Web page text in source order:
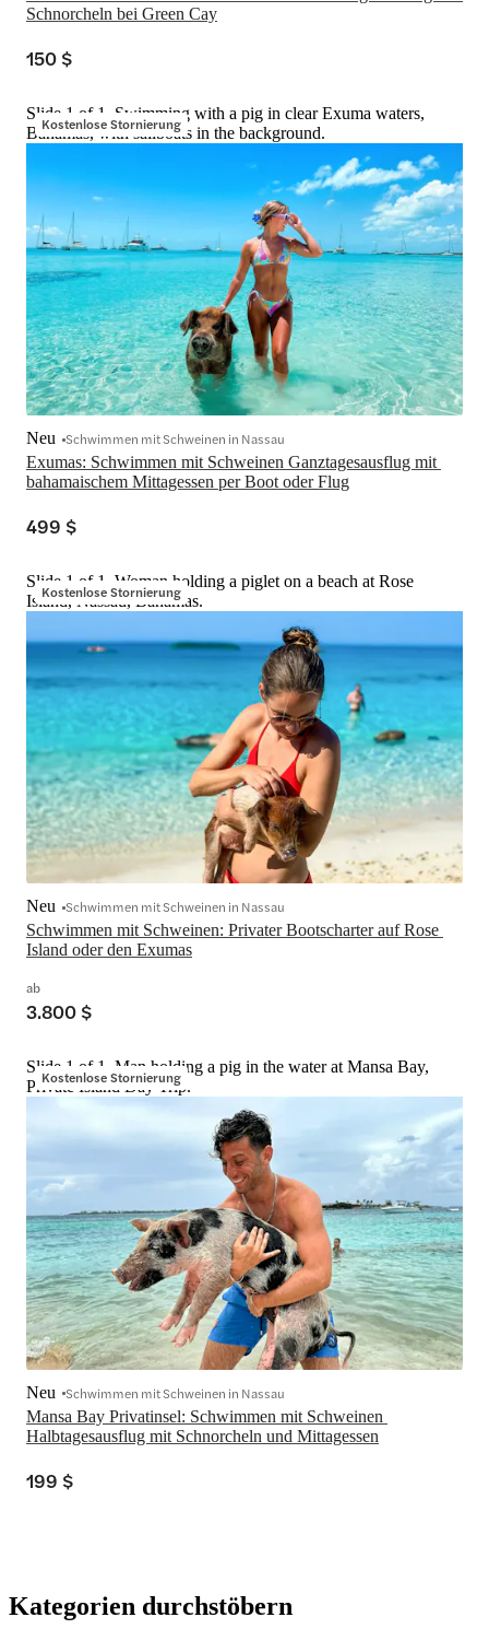
Schnorcheln bei Green Cay
150 $
Kostenlose Stornierung
Slide 1 of 1, Swimming with a pig in clear Exuma waters,
Bahamas, with sailboats in the background.
Exumas: Schwimmen mit Schweinen Ganztagesausflug mit
bahamaischem Mittagessen per Boot oder Flug
Neu Schwimmen mit Schweinen in Nassau
499 $
Kostenlose Stornierung
Slide 1 of 1, Woman holding a piglet on a beach at Rose
Island, Nassau, Bahamas.
Schwimmen mit Schweinen: Privater Bootscharter auf Rose
Island oder den Exumas
Neu Schwimmen mit Schweinen in Nassau
ab
3.800 $
Kostenlose Stornierung
Slide 1 of 1, Man holding a pig in the water at Mansa Bay,
Private Island Day Trip.
Mansa Bay Privatinsel: Schwimmen mit Schweinen
Halbtagesausflug mit Schnorcheln und Mittagessen
Neu Schwimmen mit Schweinen in Nassau
199 $
Kategorien durchstöbern